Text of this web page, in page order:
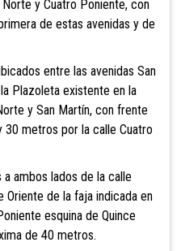
y Cuatro Poniente, con
de estas avenidas y de
entre las avenidas San
Plazoleta existente en la
y San Martín, con frente
metros por la calle Cuatro
ambos lados de la calle
Oriente de la faja indicada en
esquina de Quince
de 40 metros.